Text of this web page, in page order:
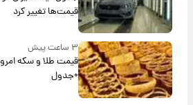
قیمت‌ها تغییر کرد
۳ ساعت پیش
+جدول